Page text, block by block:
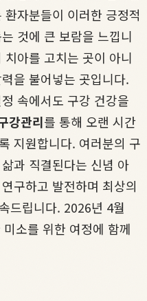
자분들이 이러한 긍정적
것에 큰 보람을 느낍니
치아를 고치는 곳이 아니
을 불어넣는 곳입니다.
속에서도 구강 건강을
강관리를 통해 오랜 시간
지원합니다. 여러분의 구
과 직결된다는 신념 아
구하고 발전하며 최상의
드립니다. 2026년 4월
소를 위한 여정에 함께